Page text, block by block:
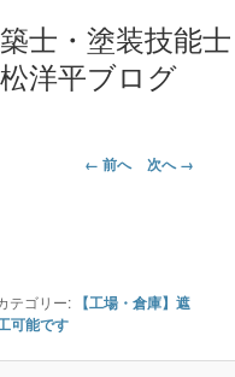
士・塗装技能士
洋平ブログ
画
シ
ン
← 前へ 次へ →
テゴリー: 【工場・倉庫】遮
可能です